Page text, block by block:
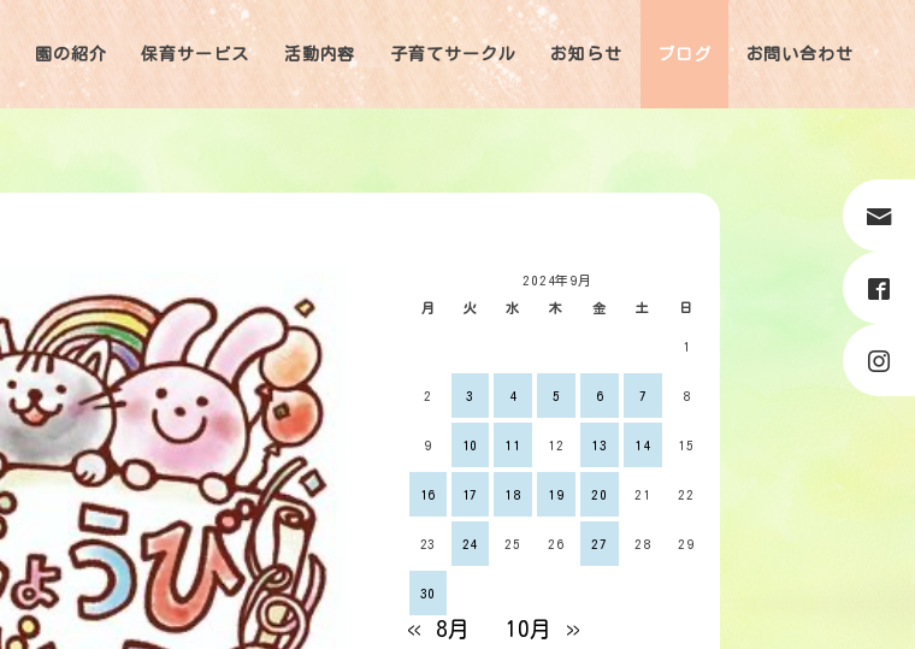
園の紹介 保育サービス 活動内容 子育てサークル お知らせ ブログ お問い合わせ
2024年9月
月 火 水 木 金 土 日
1
2 3 4 5 6 7 8
9 10 11 12 13 14 15
16 17 18 19 20 21 22
23 24 25 26 27 28 29
30
« 8月 10月 »